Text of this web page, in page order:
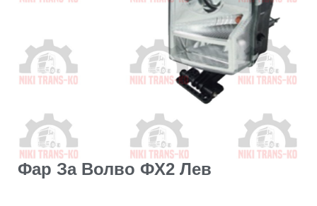
Фар За Волво ФХ2 Лев